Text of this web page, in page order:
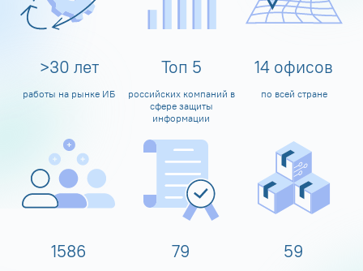
>30 лет
работы на рынке ИБ
Топ 5
российских компаний в
сфере защиты
информации
14 офисов
по всей стране
1600 80 60